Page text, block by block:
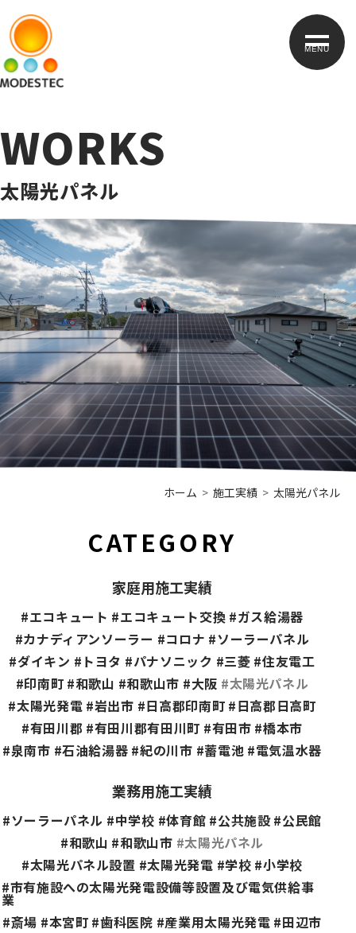
MENU
WORKS
太陽光パネル
ホーム 施工実績 太陽光パネル
CATEGORY
家庭用施工実績
#エコキュート #エコキュート交換 #ガス給湯器
#カナディアンソーラー #コロナ #ソーラーパネル
#ダイキン #トヨタ #パナソニック #三菱 #住友電工
#印南町 #和歌山 #和歌山市 #大阪 #太陽光パネル
#太陽光発電 #岩出市 #日高郡印南町 #日高郡日高町
#有田川郡 #有田川郡有田川町 #有田市 #橋本市
#泉南市 #石油給湯器 #紀の川市 #蓄電池 #電気温水器
業務用施工実績
#ソーラーパネル #中学校 #体育館 #公共施設#公民館
#和歌山 #和歌山市 #太陽光パネル
#太陽光パネル設置 #太陽光発電 #学校 #小学校
#市有施設への太陽光発電設備等設置及び電気供給事
業
#斎場 #本宮町 #歯科医院 #産業用太陽光発電 #田辺市